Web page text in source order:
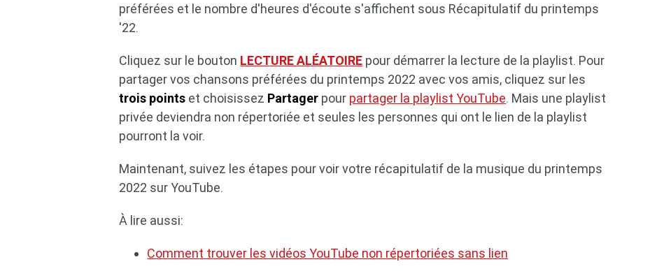
préférées et le nombre d'heures d'écoute s'affichent sous Récapitulatif du printemps
'22.
Cliquez sur le bouton LECTURE ALÉATOIRE pour démarrer la lecture de la playlist. Pour
partager vos chansons préférées du printemps 2022 avec vos amis, cliquez sur les
trois points et choisissez Partager pour partager la playlist YouTube. Mais une playlist
privée deviendra non répertoriée et seules les personnes qui ont le lien de la playlist
pourront la voir.
Maintenant, suivez les étapes pour voir votre récapitulatif de la musique du printemps
2022 sur YouTube.
À lire aussi:
Comment trouver les vidéos YouTube non répertoriées sans lien